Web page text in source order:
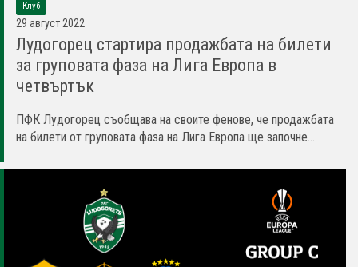
Клуб
29 август 2022
Лудогорец стартира продажбата на билети
за груповата фаза на Лига Европа в
четвъртък
ПФК Лудогорец съобщава на своите фенове, че продажбата
на билети от груповата фаза на Лига Европа ще започне...